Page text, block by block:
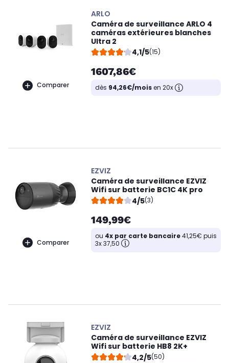
Comparer
ARLO
Caméra de surveillance ARLO 4
caméras extérieures blanches
Ultra 2
4,1/5(15)
1607,86€
dès 94,26€/moisen 20x
Comparer
EZVIZ
Caméra de surveillance EZVIZ
Wifi sur batterie BC1C 4K pro
4/5(3)
149,99€
ou 4x par carte bancaire41,25€ puis
3x 37,50
EZVIZ
Caméra de surveillance EZVIZ
Wifi sur batterie HB8 2K+
4,2/5(50)